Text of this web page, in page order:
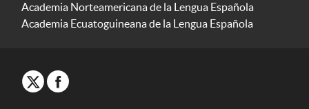
Academia Norteamericana de la Lengua Española
Academia Ecuatoguineana de la Lengua Española